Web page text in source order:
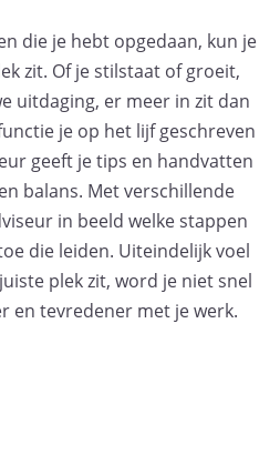
die je hebt opgedaan, kun je
zit. Of je stilstaat of groeit,
uitdaging, er meer in zit dan
je op het lijf geschreven
geeft je tips en handvatten
balans. Met verschillende
in beeld welke stappen
die leiden. Uiteindelijk voel
plek zit, word je niet snel
en tevredener met je werk.